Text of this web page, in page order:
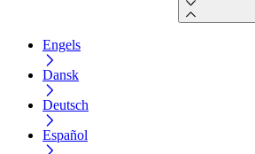
Engels
Dansk
Deutsch
Español